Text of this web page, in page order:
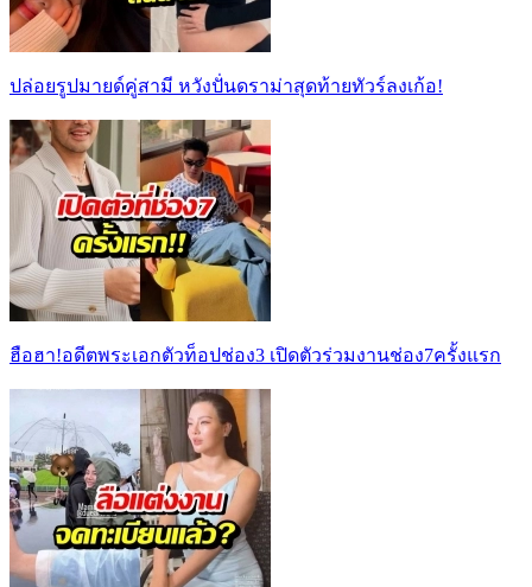
ปล่อยรูปมายด์คู่สามี หวังปั่นดราม่าสุดท้ายทัวร์ลงเก้อ!
ฮือฮา!อดีตพระเอกตัวท็อปช่อง3 เปิดตัวร่วมงานช่อง7ครั้งแรก